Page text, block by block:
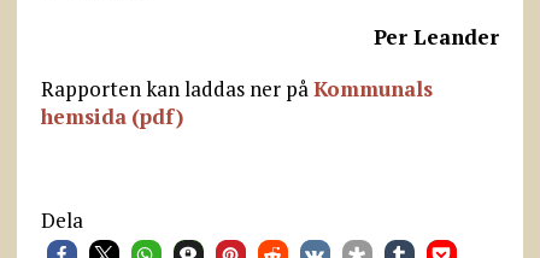
Per Leander
Rapporten kan laddas ner påKommunals
hemsida (pdf)
Dela